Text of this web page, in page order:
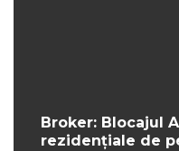
Broker: Blocajul
rezidențiale de